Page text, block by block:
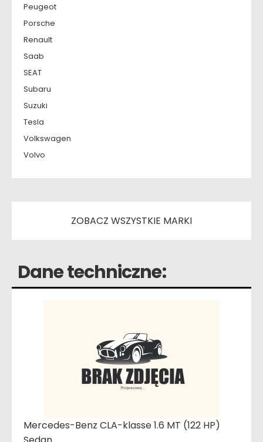
Peugeot
Porsche
Renault
Saab
SEAT
Subaru
Suzuki
Tesla
Volkswagen
Volvo
ZOBACZ WSZYSTKIE MARKI
Dane techniczne:
Mercedes-Benz CLA-klasse 1.6 MT (122 HP)